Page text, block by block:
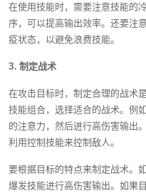
在使用技能时，需要注意技能的
序，可以提高输出效率。还要注
疫状态，以避免浪费技能。
3. 制定战术
在攻击目标时，制定合理的战术
技能组合，选择适合的战术。例
的注意力，然后进行高伤害输出
利用控制技能来控制敌人。
要根据目标的特点来制定战术。
爆发技能进行高伤害输出。如果